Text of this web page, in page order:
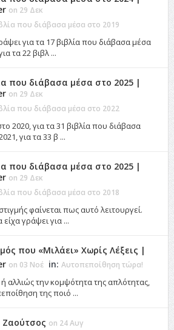
on 29 Δεκ
που διάβασα μέσα στο 2019
για τα 17 βιβλία που διάβασα μέσα
τα 22 βιβλ ...
που διάβασα μέσα στο 2025 |
on 29 Δεκ
που διάβασα μέσα στο 2022
2020, για τα 31 βιβλία που διάβασα
για τα 33 β ...
που διάβασα μέσα στο 2025 |
on 29 Δεκ
που διάβασα μέσα στο 2018
φαίνεται πως αυτό λειτουργεί.
γράψει για ...
που «Μιλάει» Χωρίς Λέξεις |
on 03 Νοέ in: Αυτοπεποίθηση τώρα!
αλλιώς την κομψότητα της απλότητας,
της ποιό ...
Ζαούτσος on 24 Αυγ